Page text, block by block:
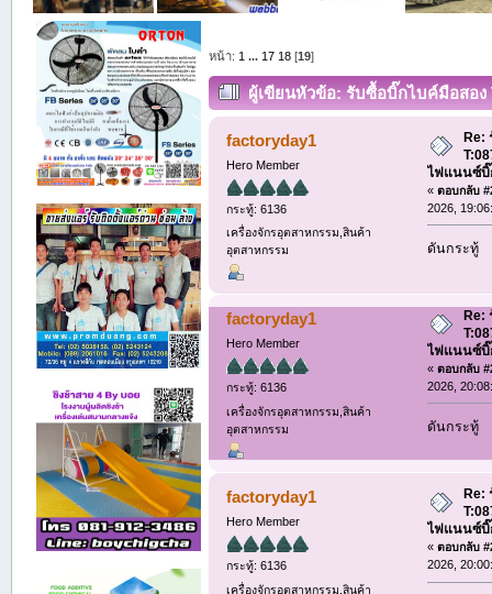
หน้า: 1 ... 17 18[19]
ผู้เขียนหัวข้อ: รับซื้อบิ๊กไบค์มือสอง
factoryday1
Hero Member
กระทู้: 6136
เครื่องจักรอุตสาหกรรม,สินค้า
อุตสาหกรรม
Re:
ไฟแนนซ์บิ๊
«ตอบกลับ
2026,
ดันกระทู้
factoryday1
Hero Member
กระทู้: 6136
เครื่องจักรอุตสาหกรรม,สินค้า
อุตสาหกรรม
Re:
ไฟแนนซ์บิ๊
«ตอบกลับ
2026,
ดันกระทู้
factoryday1
Hero Member
กระทู้: 6136
เครื่องจักรอุตสาหกรรม,สินค้า
Re:
ไฟแนนซ์บิ๊
«ตอบกลับ
2026,